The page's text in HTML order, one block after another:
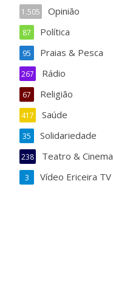
Opinião
1.505
Política
87
Praias & Pesca
95
Rádio
267
Religião
67
Saúde
417
Solidariedade
35
Teatro & Cinema
238
Vídeo Ericeira TV
3